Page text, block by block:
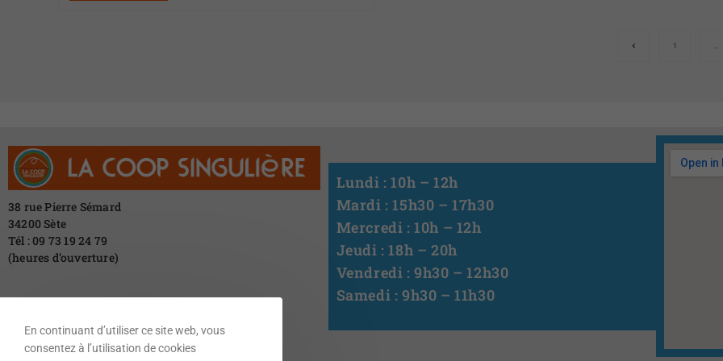
1
38 rue Pierre Sémard
34200 Sète
Tél : 09 73 19 24 79
(heures d’ouverture)
Lundi : 10h – 12h
Mardi : 15h30 – 17h30
Mercredi : 10h – 12h
Jeudi : 18h – 20h
Vendredi : 9h30 – 12h30
Samedi : 9h30 – 11h30
En continuant d’utiliser ce site web, vous
consentez à l’utilisation de cookies